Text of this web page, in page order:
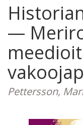
—
Pettersson,